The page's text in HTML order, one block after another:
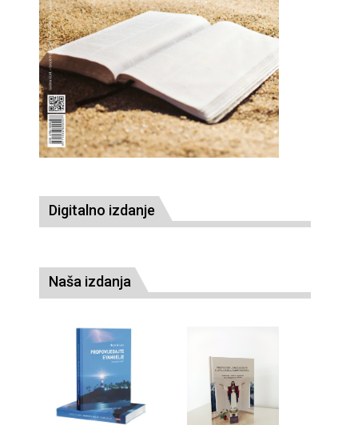
Digitalno izdanje
Naša izdanja